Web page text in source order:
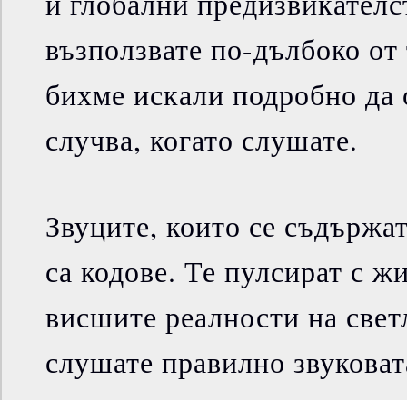
възползвате по-дълбоко
бихме искали подробно да
случва, когато слушате.
Звуците, които се
са кодове. Те пулсират с
висшите реалности на
слушате правилно